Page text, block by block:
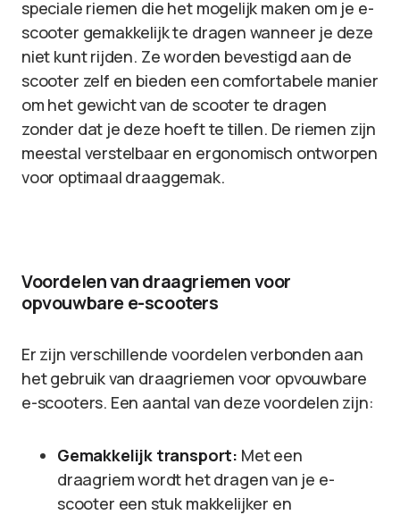
speciale riemen die het mogelijk maken om je e-
scooter gemakkelijk te dragen wanneer je deze
niet kunt rijden. Ze worden bevestigd aan de
scooter zelf en bieden een comfortabele manier
om het gewicht van de scooter te dragen
zonder dat je deze hoeft te tillen. De riemen zijn
meestal verstelbaar en ergonomisch ontworpen
voor optimaal draaggemak.
Voordelen van draagriemen voor
opvouwbare e-scooters
Er zijn verschillende voordelen verbonden aan
het gebruik van draagriemen voor opvouwbare
e-scooters. Een aantal van deze voordelen zijn:
Gemakkelijk transport: Met een
draagriem wordt het dragen van je e-
scooter een stuk makkelijker en